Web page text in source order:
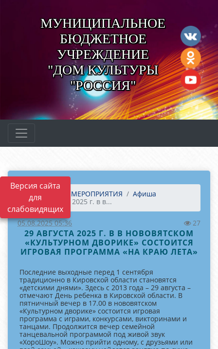
Версия сайта
для
слабовидящих
МУНИЦИПАЛЬНОЕ
БЮДЖЕТНОЕ
УЧРЕЖДЕНИЕ
"ДОМ КУЛЬТУРЫ
"РОССИЯ"
Главная МЕРОПРИЯТИЯ
Афиша
29 августа 2025 г. в в...
05.08.2025 05:36 27
29 АВГУСТА 2025 Г. В В НОВОВЯТСКОМ
«КУЛЬТУРНОМ ДВОРИКЕ» СОСТОИТСЯ
ИГРОВАЯ ПРОГРАММА «НА КРАЮ ЛЕТА»
Последние выходные перед 1 сентября
традиционно в Кировской области становятся
«детскими днями». Здесь с 2013 года – 29 августа –
отмечают День ребенка в Кировской области. В
пятничный вечер в 17.00 в нововятском
«Культурном дворике» состоится игровая
программа с играми, конкурсами, викторинами и
танцами. Продолжится вечер семейной
танцевальной программой под живой звук
«ХороШоу». Можно прийти одному, с друзьями или